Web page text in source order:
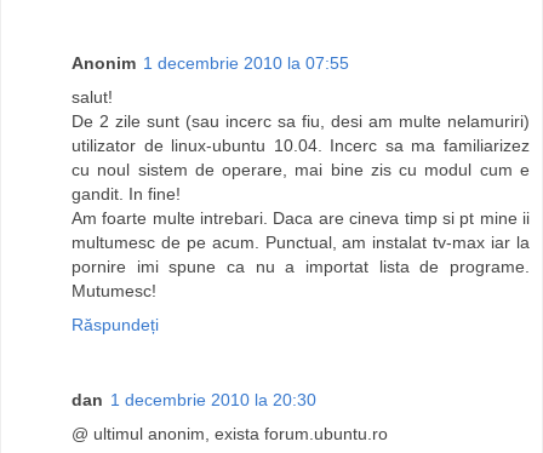
Anonim 1 decembrie 2010 la 07:55
salut!
De 2 zile sunt (sau incerc sa fiu, desi am multe nelamuriri)
utilizator de linux-ubuntu 10.04. Incerc sa ma familiarizez
cu noul sistem de operare, mai bine zis cu modul cum e
gandit. In fine!
Am foarte multe intrebari. Daca are cineva timp si pt mine ii
multumesc de pe acum. Punctual, am instalat tv-max iar la
pornire imi spune ca nu a importat lista de programe.
Mutumesc!
Răspundeți
dan 1 decembrie 2010 la 20:30
@ ultimul anonim, exista forum.ubuntu.ro